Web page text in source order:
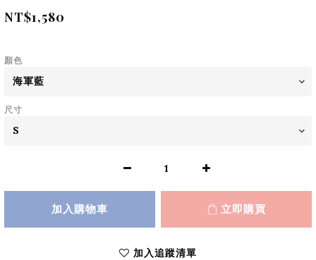
NT$1,580
顏色
尺寸
加入購物車 立即購買
加入追蹤清單